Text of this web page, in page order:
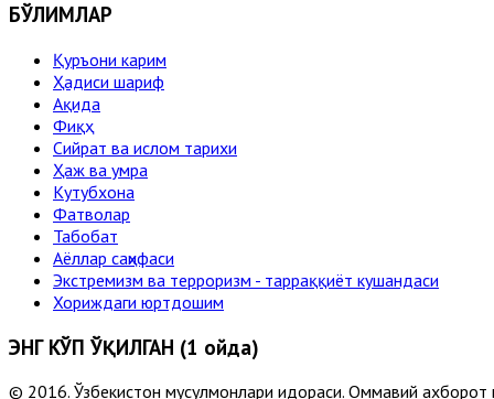
БЎЛИМЛАР
Қуръони карим
Ҳадиси шариф
Ақида
Фиқҳ
Сийрат ва ислом тарихи
Ҳаж ва умра
Кутубхона
Фатволар
Табобат
Аёллар саҳифаси
Экстремизм ва терроризм - тарраққиёт кушандаси
Хориждаги юртдошим
ЭНГ КЎП ЎҚИЛГАН (1 ойда)
© 2016. Ўзбекистон мусулмонлари идораси. Оммавий ахборот